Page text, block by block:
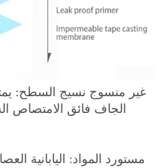
الجاف فائق الامتصاص